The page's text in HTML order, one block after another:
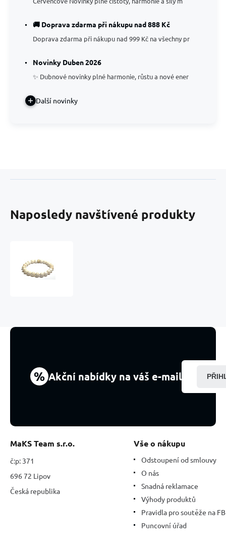
🚚 Doprava zdarma při nákupu nad 888 Kč
Doprava zdarma při nákupu nad 999 Kč na všechny pr
Novinky Duben 2026
✨ Dubnové novinky plné harmonie, růstu a nové ener
Další novinky
Naposledy navštívené produkty
kulička
16
-
% Akční nabídky na váš e-mail
MaKS Team s.r.o.
č:p: 371
696 72 Lipov
Česká republika
Vše o nákupu
Odstoupení od smlouvy
O nás
Snadná reklamace
Výhody produktů
Pravidla pro soutěže na FB
Puncovní úřad